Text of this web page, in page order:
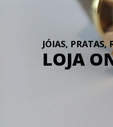
JÓIAS, PRATAS,
LOJA